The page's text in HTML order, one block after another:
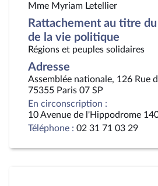
Mme Myriam Letellier
Rattachement au titre
de la vie politique
Régions et peuples solidaires
Adresse
Assemblée nationale, 126 Rue
75355 Paris 07 SP
En circonscription :
10 Avenue de l'Hippodrome
Téléphone : 02 31 71 03 29